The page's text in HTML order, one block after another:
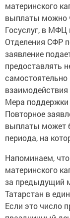
материнского
выплаты можно
Госуслуг, в МФЦ
Отделения СФР
заявление
предоставлять
Мера поддержки
Повторное
выплаты может
периода, на
Напоминаем,
материнского
за предыдущий
Татарстан в
Если это число